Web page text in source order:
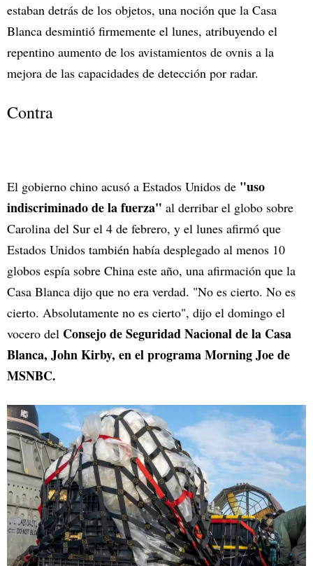
estaban detrás de los objetos, una noción que la Casa
Blanca desmintió firmemente el lunes, atribuyendo el
repentino aumento de los avistamientos de ovnis a la
mejora de las capacidades de detección por radar.
Contra
El gobierno chino acusó a Estados Unidos de "uso
indiscriminado de la fuerza" al derribar el globo sobre
Carolina del Sur el 4 de febrero, y el lunes afirmó que
Estados Unidos también había desplegado al menos 10
globos espía sobre China este año, una afirmación que la
Casa Blanca dijo que no era verdad. "No es cierto. No es
cierto. Absolutamente no es cierto", dijo el domingo el
vocero del Consejo de Seguridad Nacional de la Casa
Blanca, John Kirby, en el programa Morning Joe de
MSNBC.